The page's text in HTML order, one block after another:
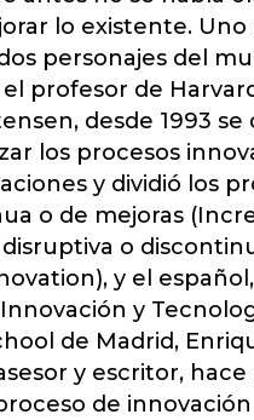
lo existente. Uno
personajes del
el profesor de
desde 1993 se
los procesos
y dividió los
o de mejoras
o
y el
y
de Madrid,
y escritor, hace
de innovación